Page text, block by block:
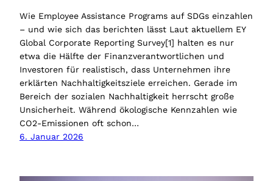
Wie Employee Assistance Programs auf SDGs einzahlen
– und wie sich das berichten lässt Laut aktuellem EY
Global Corporate Reporting Survey[1] halten es nur
etwa die Hälfte der Finanzverantwortlichen und
Investoren für realistisch, dass Unternehmen ihre
erklärten Nachhaltigkeitsziele erreichen. Gerade im
Bereich der sozialen Nachhaltigkeit herrscht große
Unsicherheit. Während ökologische Kennzahlen wie
CO2-Emissionen oft schon…
6. Januar 2026